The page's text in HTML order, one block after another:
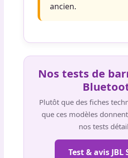
ancien.
Nos tests de
Plutôt que des fiches
que ces modèles
nos tests
Test & avis JBL